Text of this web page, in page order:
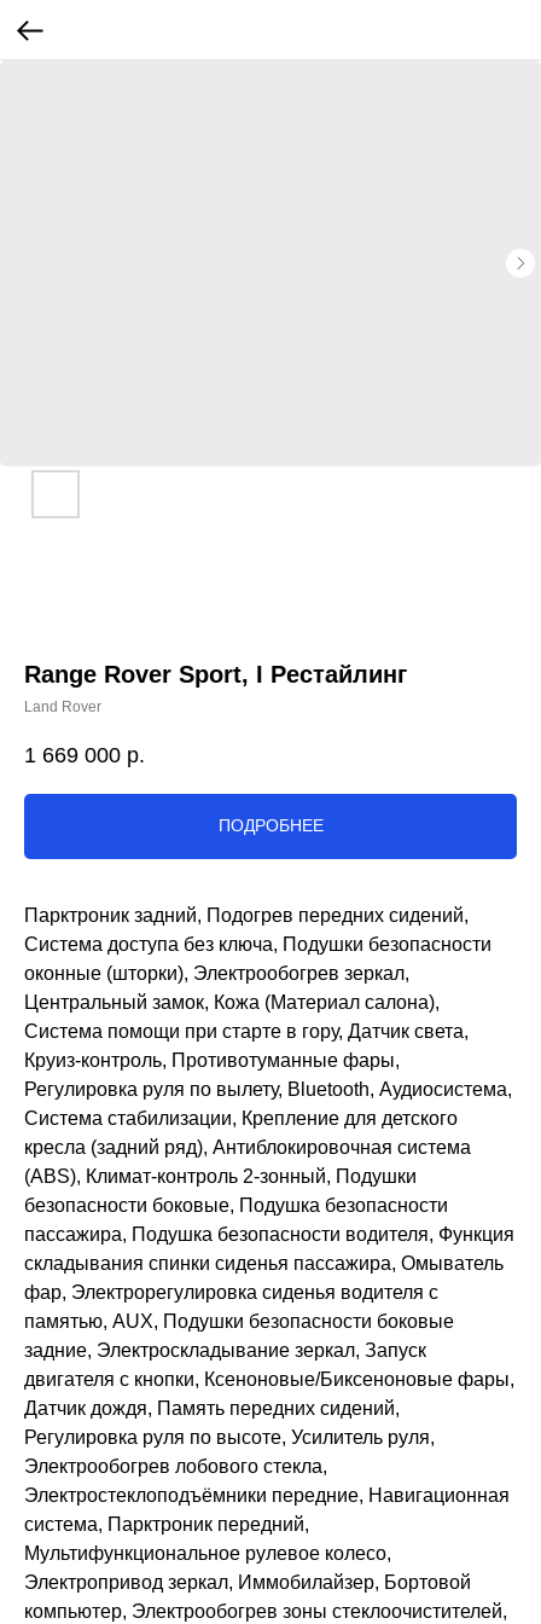
Range Rover Sport, I Рестайлинг
Land Rover
1 669 000 р.
ПОДРОБНЕЕ
Парктроник задний, Подогрев передних сидений,
Система доступа без ключа, Подушки безопасности
оконные (шторки), Электрообогрев зеркал,
Центральный замок, Кожа (Материал салона),
Система помощи при старте в гору, Датчик света,
Круиз-контроль, Противотуманные фары,
Регулировка руля по вылету, Bluetooth, Аудиосистема,
Система стабилизации, Крепление для детского
кресла (задний ряд), Антиблокировочная система
(ABS), Климат-контроль 2-зонный, Подушки
безопасности боковые, Подушка безопасности
пассажира, Подушка безопасности водителя, Функция
складывания спинки сиденья пассажира, Омыватель
фар, Электрорегулировка сиденья водителя с
памятью, AUX, Подушки безопасности боковые
задние, Электроскладывание зеркал, Запуск
двигателя с кнопки, Ксеноновые/Биксеноновые фары,
Датчик дождя, Память передних сидений,
Регулировка руля по высоте, Усилитель руля,
Электрообогрев лобового стекла,
Электростеклоподъёмники передние, Навигационная
система, Парктроник передний,
Мультифункциональное рулевое колесо,
Электропривод зеркал, Иммобилайзер, Бортовой
компьютер, Электрообогрев зоны стеклоочистителей,